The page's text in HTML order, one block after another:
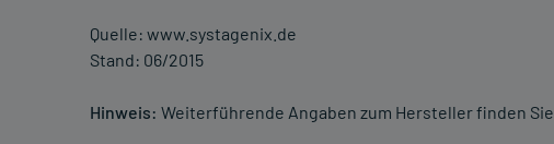
Quelle: www.systagenix.de
Stand: 06/2015
Hinweis: Weiterführende Angaben zum Hersteller finden Sie